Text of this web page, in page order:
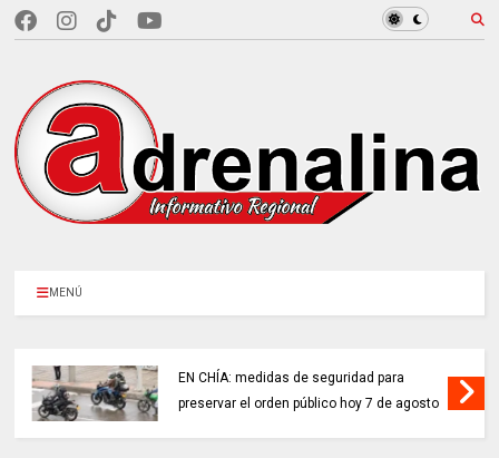
MENÚ
EN CHÍA: medidas de seguridad para
preservar el orden público hoy 7 de agosto